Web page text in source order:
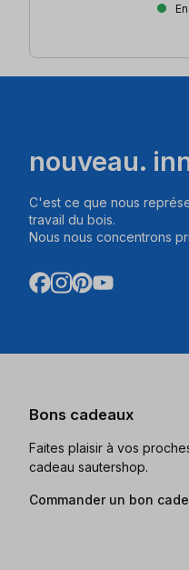
nouveau.
C'est ce que nous
travail du bois.
Nous nous concentrons
Bons cadeaux
Faites plaisir à vos
cadeau sautershop.
Commander un bon